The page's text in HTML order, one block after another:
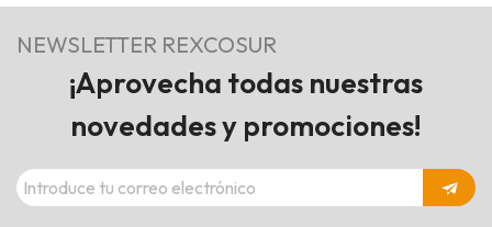
NEWSLETTER REXCOSUR
¡Aprovecha todas nuestras
novedades y promociones!